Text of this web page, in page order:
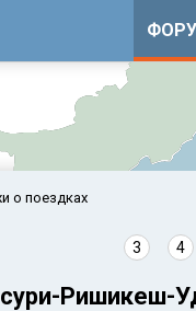
о поездках
3 4
Ришикеш-